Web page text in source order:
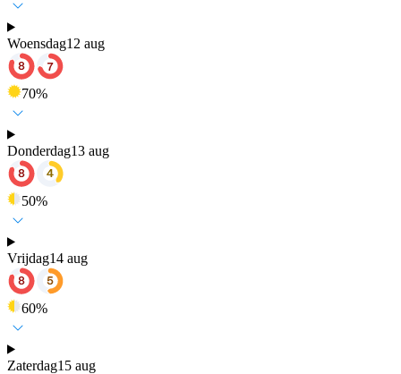
Woensdag12 aug
70%
Donderdag13 aug
50%
Vrijdag14 aug
60%
Zaterdag15 aug